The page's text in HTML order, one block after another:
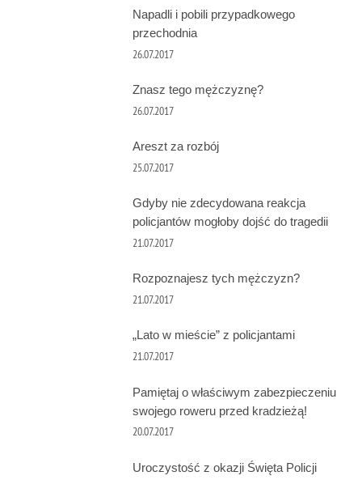
Napadli i pobili przypadkowego
przechodnia
26.07.2017
Znasz tego mężczyznę?
26.07.2017
Areszt za rozbój
25.07.2017
Gdyby nie zdecydowana reakcja
policjantów mogłoby dojść do tragedii
21.07.2017
Rozpoznajesz tych mężczyzn?
21.07.2017
„Lato w mieście” z policjantami
21.07.2017
Pamiętaj o właściwym zabezpieczeniu
swojego roweru przed kradzieżą!
20.07.2017
Uroczystość z okazji Święta Policji